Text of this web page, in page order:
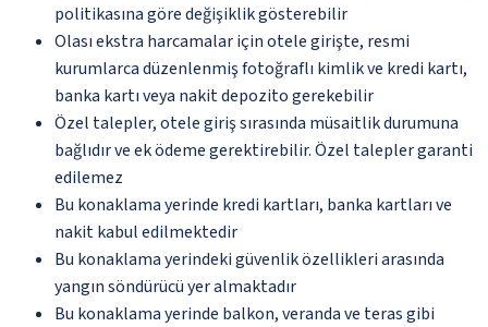
politikasına göre değişiklik gösterebilir
Olası ekstra harcamalar için otele girişte, resmi
kurumlarca düzenlenmiş fotoğraflı kimlik ve kredi kartı,
banka kartı veya nakit depozito gerekebilir
Özel talepler, otele giriş sırasında müsaitlik durumuna
bağlıdır ve ek ödeme gerektirebilir. Özel talepler garanti
edilemez
Bu konaklama yerinde kredi kartları, banka kartları ve
nakit kabul edilmektedir
Bu konaklama yerindeki güvenlik özellikleri arasında
yangın söndürücü yer almaktadır
Bu konaklama yerinde balkon, veranda ve teras gibi